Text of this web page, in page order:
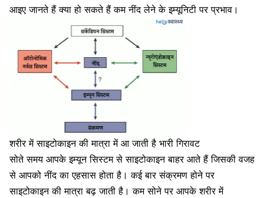
आइए जानते हैं क्या हो सकते हैं कम नींद लेने के इम्यूनिटी पर प्रभाव।
शरीर में साइटोकाइन की मात्रा में आ जाती है भारी गिरावट
सोते समय आपके इम्यून सिस्टम से साइटोकाइन बाहर आते हैं जिसकी वजह
से आपको नींद का एहसास होता है। कई बार संक्रमण होने पर
साइटोकाइन की मात्रा बढ़ जाती है। कम सोने पर आपके शरीर में